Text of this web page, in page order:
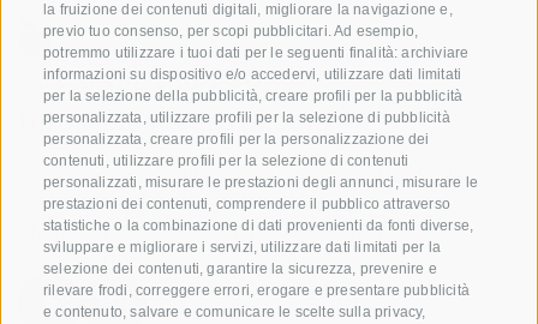
la fruizione dei contenuti digitali, migliorare la navigazione e,
previo tuo consenso, per scopi pubblicitari. Ad esempio,
potremmo utilizzare i tuoi dati per le seguenti finalità: archiviare
informazioni su dispositivo e/o accedervi, utilizzare dati limitati
per la selezione della pubblicità, creare profili per la pubblicità
personalizzata, utilizzare profili per la selezione di pubblicità
personalizzata, creare profili per la personalizzazione dei
contenuti, utilizzare profili per la selezione di contenuti
personalizzati, misurare le prestazioni degli annunci, misurare le
prestazioni dei contenuti, comprendere il pubblico attraverso
statistiche o la combinazione di dati provenienti da fonti diverse,
sviluppare e migliorare i servizi, utilizzare dati limitati per la
selezione dei contenuti, garantire la sicurezza, prevenire e
rilevare frodi, correggere errori, erogare e presentare pubblicità
e contenuto, salvare e comunicare le scelte sulla privacy,
+39 0471 256 700
info@biosuedtirol.com
VOG Consorzio delle Cooperative Ortofrutticole
dell'Alto Adige Soc. Agricola Coop.
Via Jakobi 1A, 39018 Terlano, Alto Adige, Italia
www.vog.it